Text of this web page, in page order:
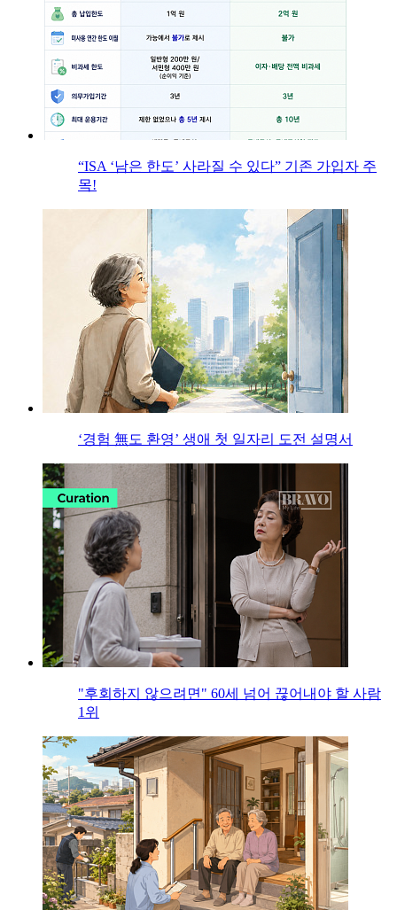
“ISA ‘남은 한도’ 사라질 수 있다” 기존 가입자 주
목!
‘경험 無도 환영’ 생애 첫 일자리 도전 설명서
"후회하지 않으려면" 60세 넘어 끊어내야 할 사람
1위